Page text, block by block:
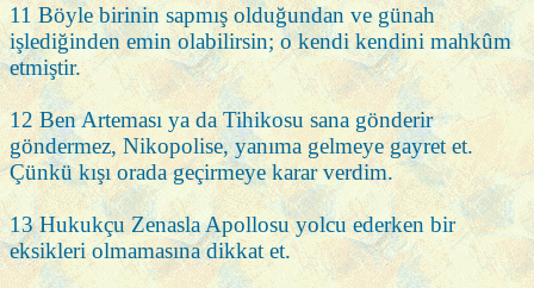
11 Böyle birinin sapmış olduğundan ve günah
işlediğinden emin olabilirsin; o kendi kendini mahkûm
etmiştir.
12 Ben Arteması ya da Tihikosu sana gönderir
göndermez, Nikopolise, yanıma gelmeye gayret et.
Çünkü kışı orada geçirmeye karar verdim.
13 Hukukçu Zenasla Apollosu yolcu ederken bir
eksikleri olmamasına dikkat et.